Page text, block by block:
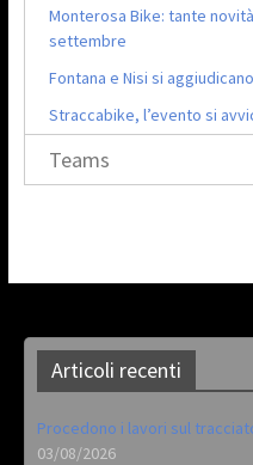
Monterosa Bike: tante
settembre
Fontana e Nisi si
Straccabike, l’evento si
Teams
Articoli recenti
Procedono i lavori sul
03/08/2026